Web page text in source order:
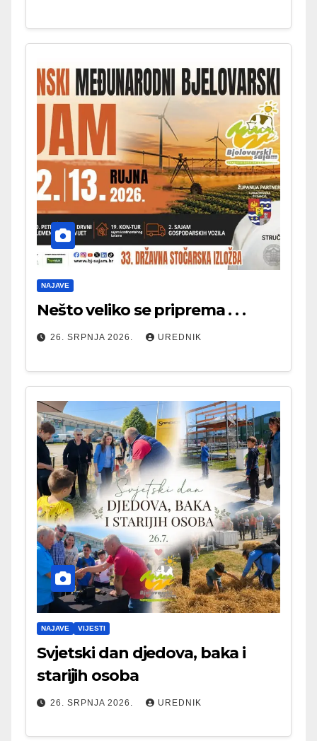
NAJAVE
Nešto veliko se priprema . . .
26. SRPNJA 2026. UREDNIK
NAJAVE VIJESTI
Svjetski dan djedova, baka i
starijih osoba
26. SRPNJA 2026. UREDNIK